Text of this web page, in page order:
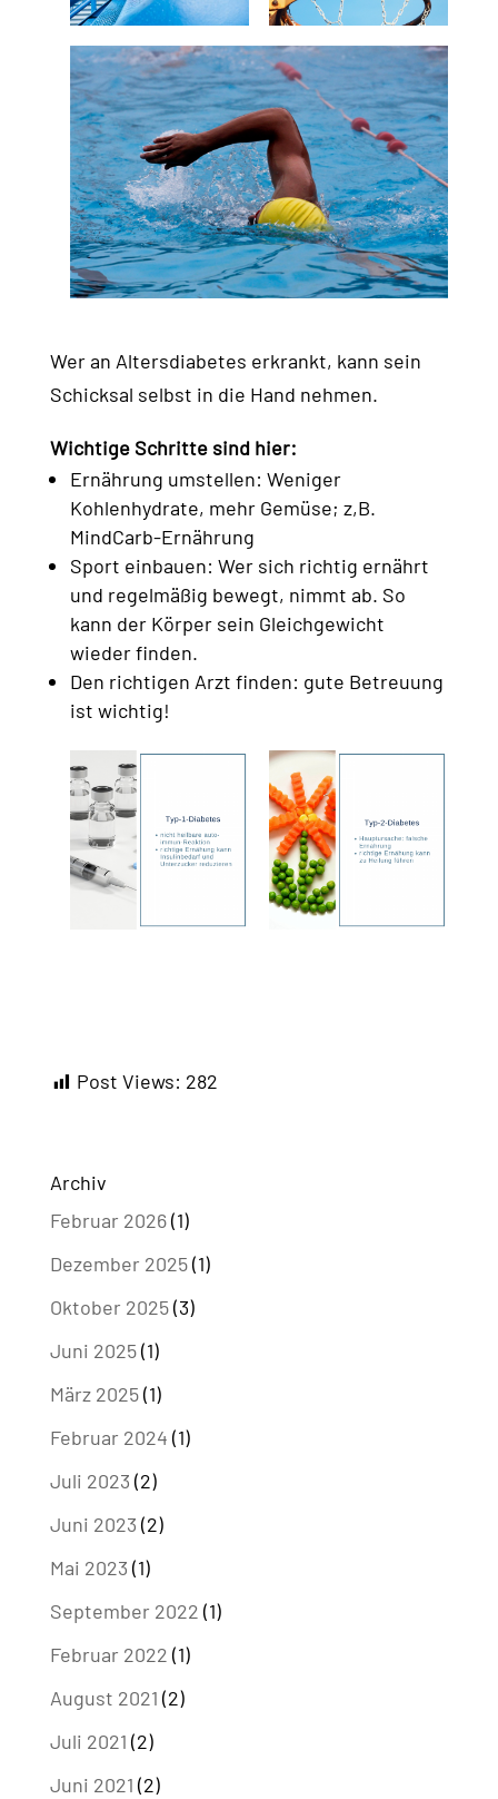
Wer an Altersdiabetes erkrankt, kann sein
Schicksal selbst in die Hand nehmen.
Wichtige Schritte sind hier:
Ernährung umstellen: Weniger
Kohlenhydrate, mehr Gemüse; z,B.
MindCarb-Ernährung
Sport einbauen: Wer sich richtig ernährt
und regelmäßig bewegt, nimmt ab. So
kann der Körper sein Gleichgewicht
wieder finden.
Den richtigen Arzt finden: gute Betreuung
ist wichtig!
Post Views: 282
Archiv
Februar 2026(1)
Dezember 2025(1)
Oktober 2025(3)
Juni 2025(1)
März 2025(1)
Februar 2024 (1)
Juli 2023 (2)
Juni 2023 (2)
Mai 2023 (1)
September 2022 (1)
Februar 2022 (1)
August 2021 (2)
Juli 2021 (2)
Juni 2021 (2)